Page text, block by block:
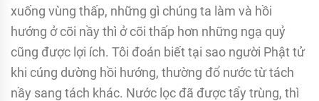
xuống vùng thấp, những gì chúng ta làm và hồi
hướng ở cõi nầy thì ở cõi thấp hơn những ngạ quỷ
cũng được lợi ích. Tôi đoán biết tại sao người Phật tử
khi cúng dường hồi hướng, thường đổ nước từ tách
nầy sang tách khác. Nước lọc đã được tẩy trùng, thì